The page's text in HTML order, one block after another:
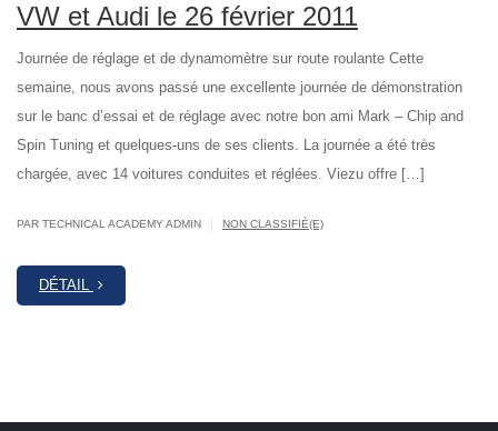
VW et Audi le 26 février 2011
Journée de réglage et de dynamomètre sur route roulante Cette
semaine, nous avons passé une excellente journée de démonstration
sur le banc d’essai et de réglage avec notre bon ami Mark – Chip and
Spin Tuning et quelques-uns de ses clients. La journée a été très
chargée, avec 14 voitures conduites et réglées. Viezu offre […]
PAR TECHNICAL ACADEMY ADMIN NON CLASSIFIÉ(E)
DÉTAIL